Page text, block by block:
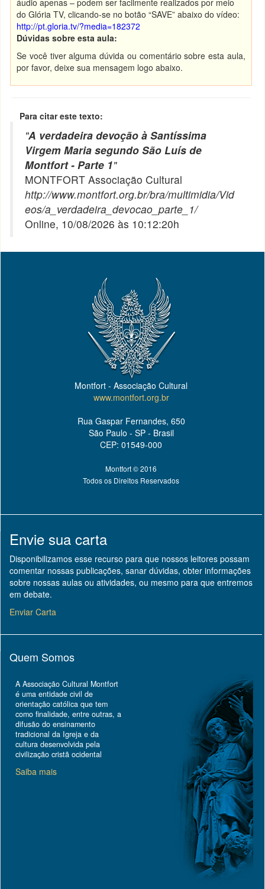
áudio apenas – podem ser facilmente realizados por meio
do Glória TV, clicando-se no botão “SAVE” abaixo do vídeo:
http://pt.gloria.tv/?media=182372
Dúvidas sobre esta aula:
Se você tiver alguma dúvida ou comentário sobre esta aula,
por favor, deixe sua mensagem logo abaixo.
Para citar este texto:
"A verdadeira devoção à Santíssima
Virgem Maria segundo São Luís de
Montfort - Parte 1"
MONTFORT Associação Cultural
http://www.montfort.org.br/bra/multimidia/Vid
eos/a_verdadeira_devocao_parte_1/
Online, 10/08/2026 às 10:12:20h
Montfort - Associação Cultural
www.montfort.org.br
Rua Gaspar Fernandes, 650
São Paulo - SP - Brasil
CEP: 01549-000
Montfort © 2016
Todos os Direitos Reservados
Envie sua carta
Disponibilizamos esse recurso para que nossos leitores possam
comentar nossas publicações, sanar dúvidas, obter informações
sobre nossas aulas ou atividades, ou mesmo para que entremos
em debate.
Enviar Carta
Quem Somos
A Associação Cultural Montfort
é uma entidade civil de
orientação católica que tem
como finalidade, entre outras, a
difusão do ensinamento
tradicional da Igreja e da
cultura desenvolvida pela
civilização cristã ocidental
Saiba mais